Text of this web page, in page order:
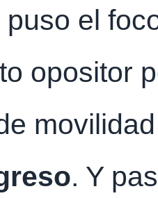
puso el
opositor
. Y